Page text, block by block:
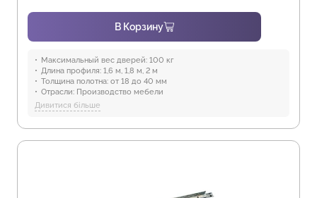
В Корзину
Максимальный вес дверей: 100 кг
Длина профиля: 1,6 м, 1,8 м, 2 м
Толщина полотна: от 18 до 40 мм
Отрасли: Производство мебели
Предназначение:
Защита от воды:
Дивитися більше